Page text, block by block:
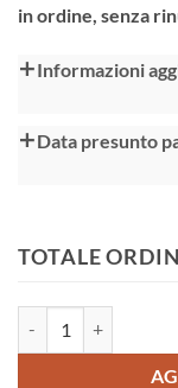
in ordine, senza
Informazioni
Data presunto
TOTALE
Alternative: